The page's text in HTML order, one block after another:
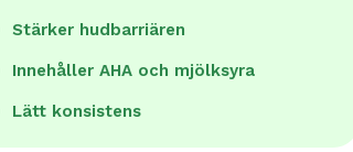
Stärker hudbarriären
Innehåller AHA och mjölksyra
Lätt konsistens